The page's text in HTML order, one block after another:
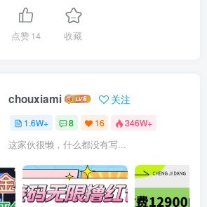
点赞14 收藏
chouxiami 关注
1.6W+ 8 16 346W+
这家伙很懒，什么都没有写...